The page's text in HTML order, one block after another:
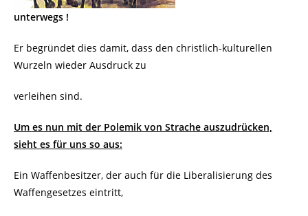
unterwegs !
Er begründet dies damit, dass den christlich-kulturellen
Wurzeln wieder Ausdruck zu
verleihen sind.
Um es nun mit der Polemik von Strache auszudrücken,
sieht es für uns so aus:
Ein Waffenbesitzer, der auch für die Liberalisierung des
Waffengesetzes eintritt,